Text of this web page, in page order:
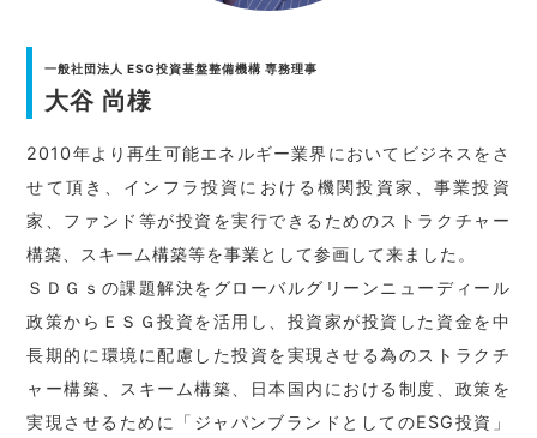
一般社団法人 ESG投資基盤整備機構 専務理事
大谷 尚様
2010年より再生可能エネルギー業界においてビジネスをさ
せて頂き、インフラ投資における機関投資家、事業投資
家、ファンド等が投資を実行できるためのストラクチャー
構築、スキーム構築等を事業として参画して来ました。
ＳＤＧｓの課題解決をグローバルグリーンニューディール
政策からＥＳＧ投資を活用し、投資家が投資した資金を中
長期的に環境に配慮した投資を実現させる為のストラクチ
ャー構築、スキーム構築、日本国内における制度、政策を
実現させるために「ジャパンブランドとしてのESG投資」